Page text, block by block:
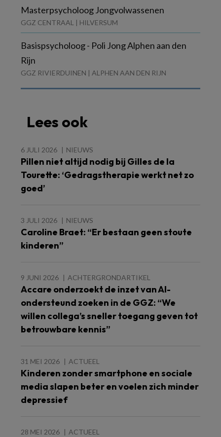
Masterpsycholoog Jongvolwassenen
GGZ CENTRAAL | HILVERSUM
Basispsycholoog - Poli Jong Alphen aan den
Rijn
GGZ RIVIERDUINEN | ALPHEN AAN DEN RIJN
Lees ook
6 JULI 2026 NIEUWS
Pillen niet altijd nodig bij Gilles de la
Tourette: ‘Gedragstherapie werkt net zo
goed’
3 JULI 2026 NIEUWS
Caroline Braet: “Er bestaan geen stoute
kinderen”
9 JUNI 2026 ACHTERGRONDARTIKEL
Accare onderzoekt de inzet van AI-
ondersteund zoeken in de GGZ: “We
willen collega’s sneller toegang geven tot
betrouwbare kennis”
31 MEI 2026 ACTUEEL
Kinderen zonder smartphone en sociale
media slapen beter en voelen zich minder
depressief
28 MEI 2026 ACTUEEL